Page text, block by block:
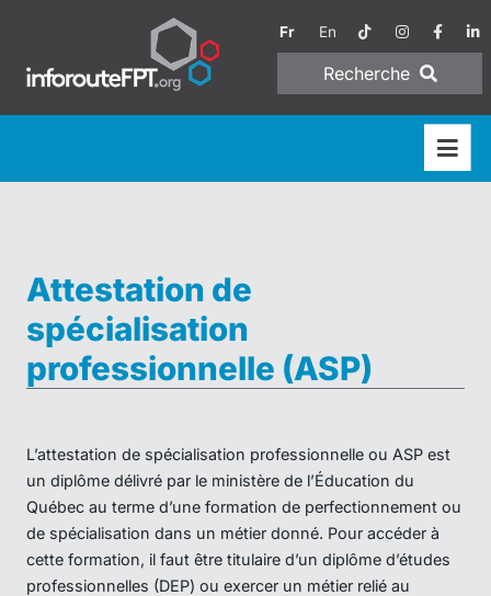
Fr En
Recherche
Attestation de
spécialisation
professionnelle (ASP)
L’attestation de spécialisation professionnelle ou ASP est
un diplôme délivré par le ministère de l’Éducation du
Québec au terme d’une formation de perfectionnement ou
de spécialisation dans un métier donné. Pour accéder à
cette formation, il faut être titulaire d’un diplôme d’études
professionnelles (DEP) ou exercer un métier relié au